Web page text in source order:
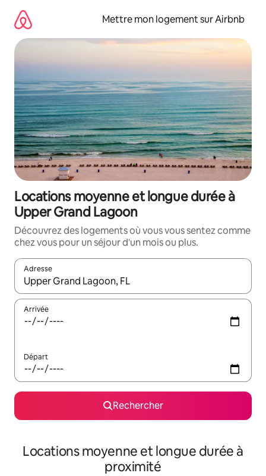
directement
contenu
Mettre mon logement sur Airbnb
Locations moyenne et longue durée à
Upper Grand Lagoon
Découvrez des logements où vous vous sentez comme
chez vous pour un séjour d'un mois ou plus.
Adresse
Lorsque les résultats s'affichent, utilisez les flèches vers le
Arrivée
Départ
Rechercher
Locations moyenne et longue durée à
proximité